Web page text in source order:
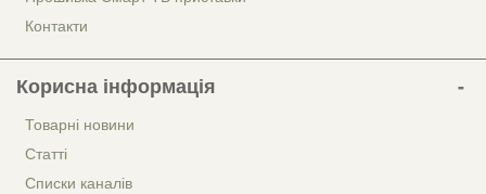
Контакти
Корисна інформація
Товарні новини
Статті
Списки каналів